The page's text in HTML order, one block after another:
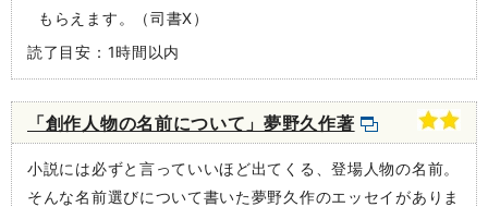
もらえます。（司書X）
読了目安：1時間以内
「創作人物の名前について」夢野久作著
小説には必ずと言っていいほど出てくる、登場人物の名前。
そんな名前選びについて書いた夢野久作のエッセイがありま